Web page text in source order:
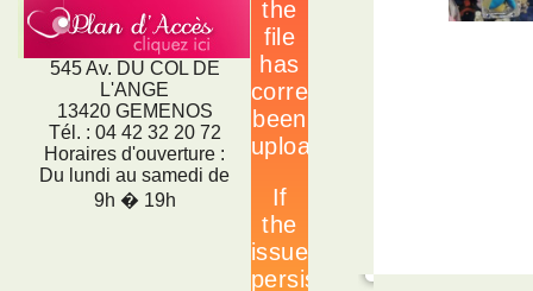
545 Av. DU COL DE
L'ANGE
13420 GEMENOS
Tél. : 04 42 32 20 72
Horaires d'ouverture :
Du lundi au samedi de
9h � 19h